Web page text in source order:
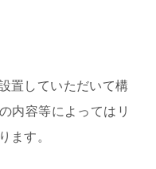
置していただいて構
内容等によってはリ
ます。